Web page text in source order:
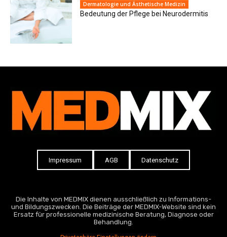
Dermatologie und Ästhetische Medizin
Bedeutung der Pflege bei Neurodermitis
Impressum AGB Datenschutz
Die Inhalte von MEDMIX dienen ausschließlich zu Informations-
und Bildungszwecken. Die Beiträge der MEDMIX-Website sind kein
Ersatz für professionelle medizinische Beratung, Diagnose oder
Behandlung.